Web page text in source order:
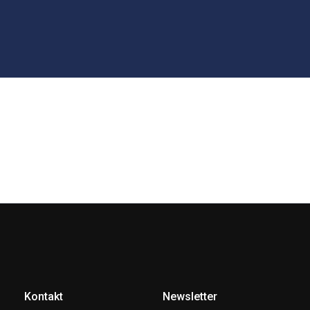
Kontakt Newsletter